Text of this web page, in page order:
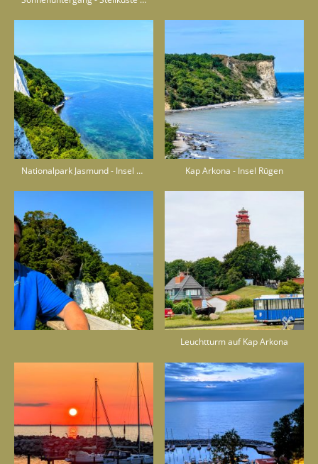
Nationalpark Jasmund - Insel Rügen Kap Arkona - Insel Rügen
Leuchtturm auf Kap Arkona